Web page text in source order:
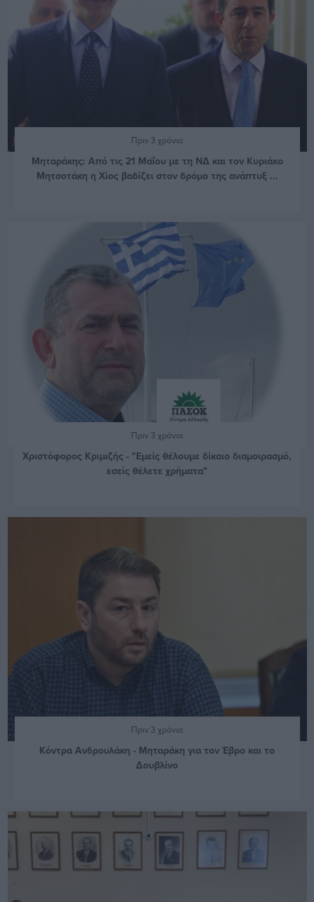
Πριν 3 χρόνια
Μηταράκης: Από τις 21 Μαΐου με τη ΝΔ και τον Κυριάκο
Μητσοτάκη η Χίος βαδίζει στον δρόμο της ανάπτυξ ...
Πριν 3 χρόνια
Χριστόφορος Κριμιζής - "Εμείς θέλουμε δίκαιο διαμοιρασμό,
εσείς θέλετε χρήματα"
Πριν 3 χρόνια
Κόντρα Ανδρουλάκη - Μηταράκη για τον Έβρο και το
Δουβλίνο